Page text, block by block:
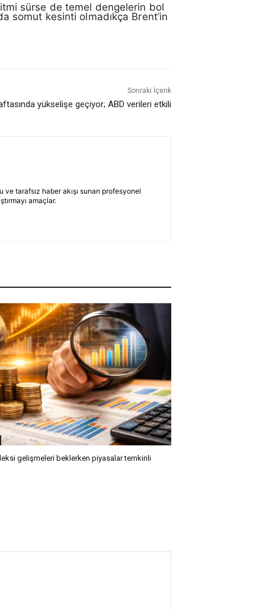
sürse de temel dengelerin bol
somut kesinti olmadıkça Brent’in
Sonraki İçerik
yükselişe geçiyor; ABD verileri etkili
tarafsız haber akışı sunan profesyonel
amaçlar.
gelişmeleri beklerken piyasalar temkinli